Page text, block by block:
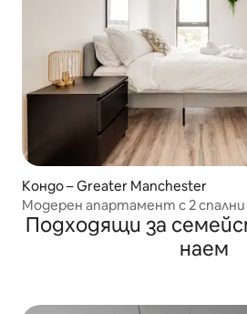
Кондо – Greater Manchester
Модерен апартамент с 2
Сити
Подходящи за
наем